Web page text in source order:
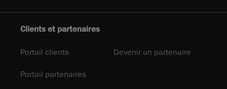
Clients et partenaires
Portail clients Devenir un partenaire
Portail partenaires